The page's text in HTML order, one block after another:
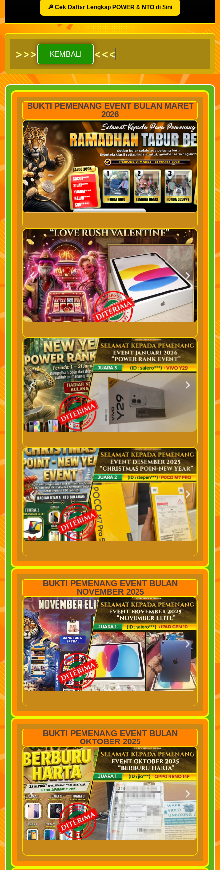
🔎 Cek Daftar Lengkap POWER & NTO di Sini
>>> KEMBALI <<<
BUKTI PEMENANG EVENT BULAN MARET
2026
BUKTI PEMENANG EVENT BULAN
NOVEMBER 2025
BUKTI PEMENANG EVENT BULAN
OKTOBER 2025